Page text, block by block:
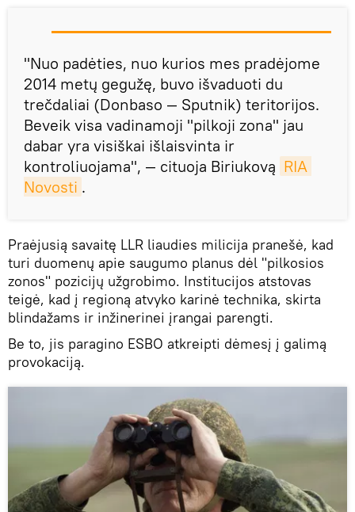
"Nuo padėties, nuo kurios mes pradėjome
2014 metų gegužę, buvo išvaduoti du
trečdaliai (Donbaso — Sputnik) teritorijos.
Beveik visa vadinamoji "pilkoji zona" jau
dabar yra visiškai išlaisvinta ir
kontroliuojama", — cituoja Biriukovą RIA
Novosti .
Praėjusią savaitę LLR liaudies milicija pranešė, kad
turi duomenų apie saugumo planus dėl "pilkosios
zonos" pozicijų užgrobimo. Institucijos atstovas
teigė, kad į regioną atvyko karinė technika, skirta
blindažams ir inžinerinei įrangai parengti.
Be to, jis paragino ESBO atkreipti dėmesį į galimą
provokaciją.